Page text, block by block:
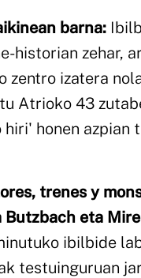
barna:
historian zehar,
zentro izatera
Atrioko 43
hiri' honen azpian
trenes y
Butzbach eta
ibilbide
testuinguruan